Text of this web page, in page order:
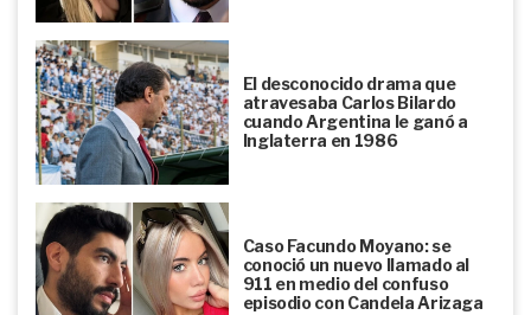
El desconocido drama que
atravesaba Carlos Bilardo
cuando Argentina le ganó a
Inglaterra en 1986
Caso Facundo Moyano: se
conoció un nuevo llamado al
911 en medio del confuso
episodio con Candela Arizaga